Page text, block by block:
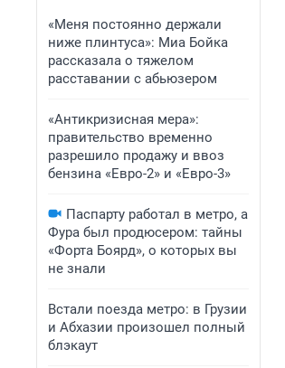
«Меня постоянно держали
ниже плинтуса»: Миа Бойка
рассказала о тяжелом
расставании с абьюзером
«Антикризисная мера»:
правительство временно
разрешило продажу и ввоз
бензина «Евро-2» и «Евро-3»
Паспарту работал в метро, а
Фура был продюсером: тайны
«Форта Боярд», о которых вы
не знали
Встали поезда метро: в Грузии
и Абхазии произошел полный
блэкаут